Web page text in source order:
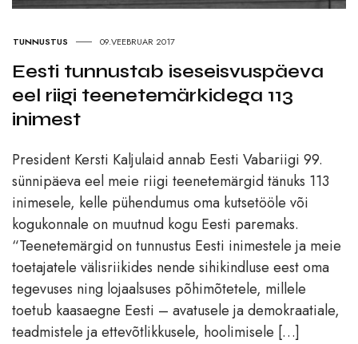
TUNNUSTUS 09.VEEBRUAR 2017
Eesti tunnustab iseseisvuspäeva
eel riigi teenetemärkidega 113
inimest
President Kersti Kaljulaid annab Eesti Vabariigi 99.
sünnipäeva eel meie riigi teenetemärgid tänuks 113
inimesele, kelle pühendumus oma kutsetööle või
kogukonnale on muutnud kogu Eesti paremaks.
“Teenetemärgid on tunnustus Eesti inimestele ja meie
toetajatele välisriikides nende sihikindluse eest oma
tegevuses ning lojaalsuses põhimõtetele, millele
toetub kaasaegne Eesti – avatusele ja demokraatiale,
teadmistele ja ettevõtlikkusele, hoolimisele […]